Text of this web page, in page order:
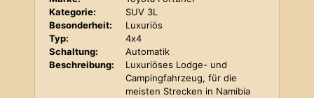
Kategorie:
SUV 3L
Besonderheit:
Luxuriös
Typ:
4x4
Schaltung:
Automatik
Beschreibung:
Luxuriöses Lodge- und
Campingfahrzeug, für die
meisten Strecken in Namibia